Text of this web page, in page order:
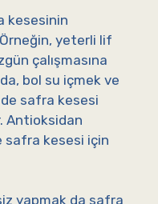
kesesinin
yeterli lif
çalışmasına
bol su içmek ve
de safra kesesi
Antioksidan
safra kesesi için
yapmak da safra